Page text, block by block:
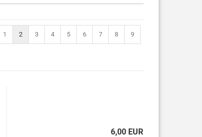
1 2 3 4 5 6 7 8 9
6,00 EUR